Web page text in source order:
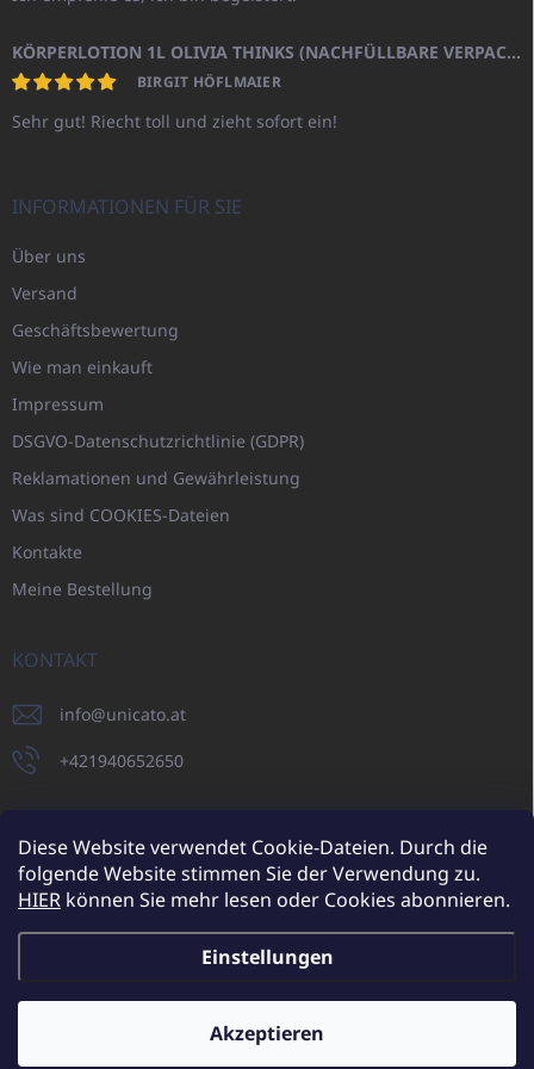
Diese Website verwendet Cookie-Dateien. Durch die
folgende Website stimmen Sie der Verwendung zu.
HIER können Sie mehr lesen oder Cookies abonnieren.
Einstellungen
Akzeptieren
KÖRPERLOTION 1L OLIVIA THINKS (NACHFÜLLBARE VERPACKUNG)
BIRGIT HÖFLMAIER
Sehr gut! Riecht toll und zieht sofort ein!
INFORMATIONEN FÜR SIE
Über uns
Versand
Geschäftsbewertung
Wie man einkauft
Impressum
DSGVO-Datenschutzrichtlinie (GDPR)
Reklamationen und Gewährleistung
Was sind COOKIES-Dateien
Kontakte
Meine Bestellung
KONTAKT
info@unicato.at
+421940652650
UNICATO.sk UNICATOshop.cz UNICATO.at UNICATO.hu
UNICATOshop.pl
UNICATOshop.de
Copyright 2026UNICATO.at. Alle Rechte vorbehalten.Cookie-
Einstellungen ändern
Zusätzliche Rabatte für Großhandelskunden (bei einer